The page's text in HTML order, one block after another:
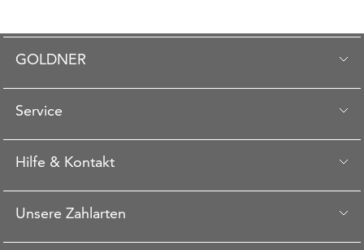
GOLDNER
Service
Hilfe & Kontakt
Unsere Zahlarten